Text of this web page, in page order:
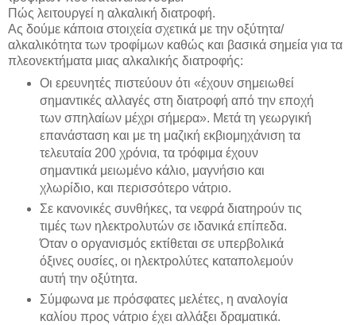
Πώς λειτουργεί η αλκαλική διατροφή.
Ας δούμε κάποια στοιχεία σχετικά με την οξύτητα/
αλκαλικότητα των τροφίμων καθώς και βασικά σημεία για τα
πλεονεκτήματα μιας αλκαλικής διατροφής:
Οι ερευνητές πιστεύουν ότι «έχουν σημειωθεί
σημαντικές αλλαγές στη διατροφή από την εποχή
των σπηλαίων μέχρι σήμερα». Μετά τη γεωργική
επανάσταση και με τη μαζική εκβιομηχάνιση τα
τελευταία 200 χρόνια, τα τρόφιμα έχουν
σημαντικά μειωμένο κάλιο, μαγνήσιο και
χλωρίδιο, και περισσότερο νάτριο.
Σε κανονικές συνθήκες, τα νεφρά διατηρούν τις
τιμές των ηλεκτρολυτών σε ιδανικά επίπεδα.
Όταν ο οργανισμός εκτίθεται σε υπερβολικά
όξινες ουσίες, οι ηλεκτρολύτες καταπολεμούν
αυτή την οξύτητα.
Σύμφωνα με πρόσφατες μελέτες, η αναλογία
καλίου προς νάτριο έχει αλλάξει δραματικά.